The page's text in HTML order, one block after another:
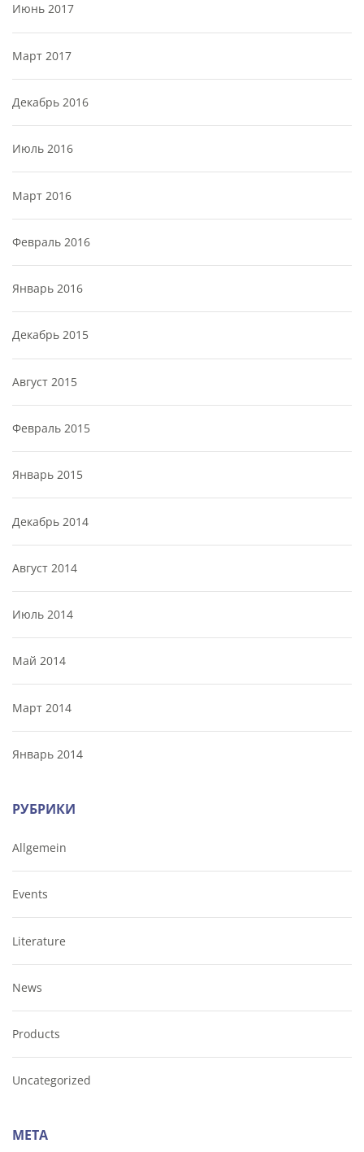
Июнь 2017
Март 2017
Декабрь 2016
Июль 2016
Март 2016
Февраль 2016
Январь 2016
Декабрь 2015
Август 2015
Февраль 2015
Январь 2015
Декабрь 2014
Август 2014
Июль 2014
Май 2014
Март 2014
Январь 2014
РУБРИКИ
Allgemein
Events
Literature
News
Products
Uncategorized
МЕТА